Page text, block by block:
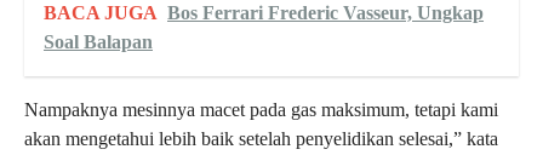
BACA JUGA Bos Ferrari Frederic Vasseur, Ungkap
Soal Balapan
Nampaknya mesinnya macet pada gas maksimum, tetapi kami
akan mengetahui lebih baik setelah penyelidikan selesai,” kata